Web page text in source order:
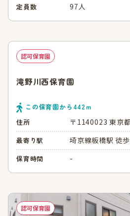
定員数 97人
認可保育園
滝野川西保育園
この保育園から 442ｍ
住所
〒1140023 東京
最寄り駅 埼京線板橋駅 徒
保育時間 -
認可保育園